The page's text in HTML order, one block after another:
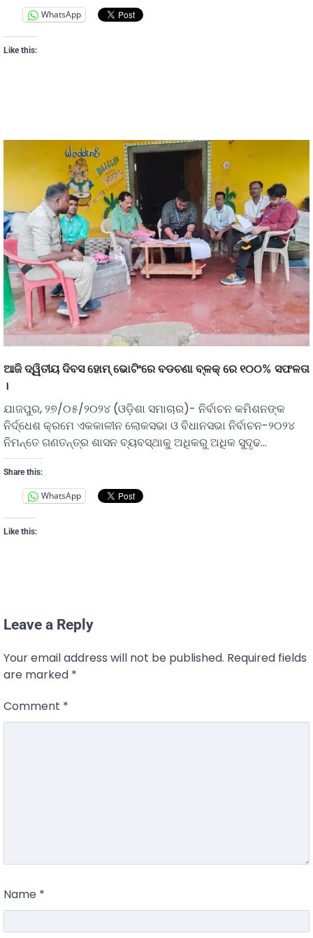
WhatsApp
Like this:
ଆଜି ଦ୍ୱିତୀୟ ଦିବସ ହୋମ୍ ଭୋଟିଂରେ ବଡଚଣା ବ୍ଳକ୍ ରେ ୧୦୦% ସଫଳତା
।
ଯାଜପୁର, ୨୭/୦୫/୨୦୨୪ (ଓଡ଼ିଶା ସମାଚାର)- ନିର୍ବାଚନ କମିଶନଙ୍କ
ନିର୍ଦ୍ଧେଶ କ୍ରମେ ଏକକାଳୀନ ଲୋକସଭା ଓ ବିଧାନସଭା ନିର୍ବାଚନ-୨୦୨୪
ନିମନ୍ତେ ଗଣତନ୍ତ୍ର ଶାସନ ବ୍ୟବସ୍ଥାକୁ ଅଧିକରୁ ଅଧିକ ସୁଦୃଢ…
Share this:
WhatsApp
Like this:
Leave a Reply
Your email address will not be published. Required fields
are marked *
Comment *
Name *